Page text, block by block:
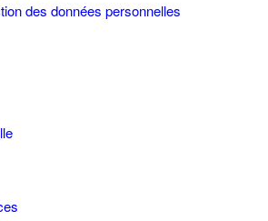
des données personnelles